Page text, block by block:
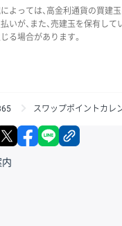
よっては、高金利通貨の買建
いが、また、売建玉を保有して
る場合があります。
スワップポイントカレ
X facebook
内